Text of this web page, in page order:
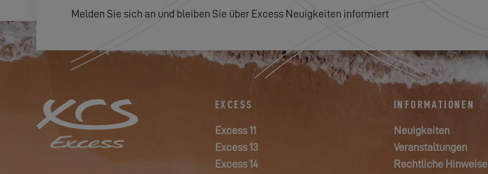
Melden Sie sich an und bleiben Sie über Excess Neuigkeiten informiert
EXCESS
Excess 11
Excess 13
Excess 14
INFORMATIONEN
Neuigkeiten
Veranstaltungen
Rechtliche Hinweise